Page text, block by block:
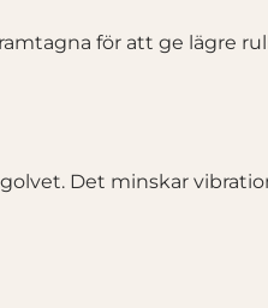
för att ge lägre
Det minskar